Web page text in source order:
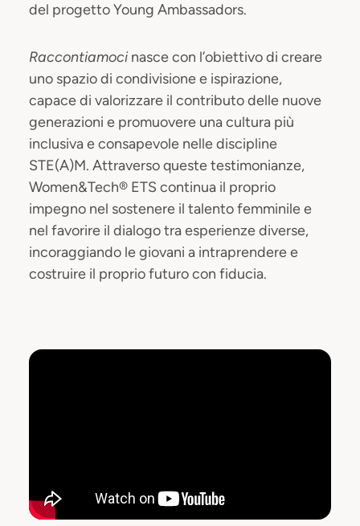
del progetto Young Ambassadors.
Raccontiamoci nasce con l’obiettivo di creare
uno spazio di condivisione e ispirazione,
capace di valorizzare il contributo delle nuove
generazioni e promuovere una cultura più
inclusiva e consapevole nelle discipline
STE(A)M. Attraverso queste testimonianze,
Women&Tech® ETS continua il proprio
impegno nel sostenere il talento femminile e
nel favorire il dialogo tra esperienze diverse,
incoraggiando le giovani a intraprendere e
costruire il proprio futuro con fiducia.